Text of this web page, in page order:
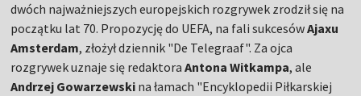
dwóch najważniejszych europejskich rozgrywek zrodził się na
początku lat 70. Propozycję do UEFA, na fali sukcesówAjaxu
Amsterdam, złożył dziennik "De Telegraaf". Za ojca
rozgrywek uznaje się redaktoraAntona Witkampa, ale
Andrzej Gowarzewski na łamach "Encyklopedii Piłkarskiej